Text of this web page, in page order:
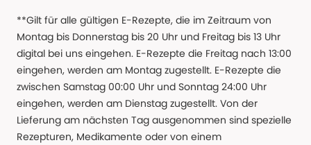
**Gilt für alle gültigen E-Rezepte, die im Zeitraum von
Montag bis Donnerstag bis 20 Uhr und Freitag bis 13 Uhr
digital bei uns eingehen. E-Rezepte die Freitag nach 13:00
eingehen, werden am Montag zugestellt. E-Rezepte die
zwischen Samstag 00:00 Uhr und Sonntag 24:00 Uhr
eingehen, werden am Dienstag zugestellt. Von der
Lieferung am nächsten Tag ausgenommen sind spezielle
Rezepturen, Medikamente oder von einem